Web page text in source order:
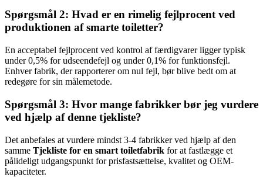
Spørgsmål 2: Hvad er en rimelig fejlprocent ved
produktionen af smarte toiletter?
En acceptabel fejlprocent ved kontrol af færdigvarer ligger typisk
under 0,5% for udseendefejl og under 0,1% for funktionsfejl.
Enhver fabrik, der rapporterer om nul fejl, bør blive bedt om at
redegøre for sin målemetode.
Spørgsmål 3: Hvor mange fabrikker bør jeg vurdere
ved hjælp af denne tjekliste?
Det anbefales at vurdere mindst 3-4 fabrikker ved hjælp af den
samme Tjekliste for en smart toiletfabrik for at fastlægge et
pålideligt udgangspunkt for prisfastsættelse, kvalitet og OEM-
kapaciteter.